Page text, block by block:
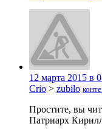
12 марта 2015 в
Crio > zubilo
Простите, вы
Патриарх